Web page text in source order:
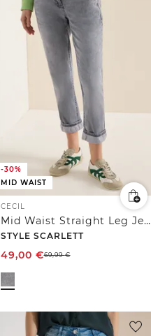
-30%
MID WAIST
CECIL
Mid Waist Straight Leg Jeans im Casual Fit
STYLE SCARLETT
49,00 €69,99€